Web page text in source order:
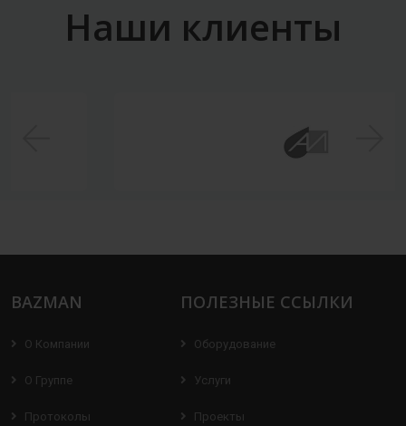
Наши клиенты
BAZMAN
О Компании
О Группе
Протоколы
ПОЛЕЗНЫЕ ССЫЛКИ
Оборудование
Услуги
Проекты